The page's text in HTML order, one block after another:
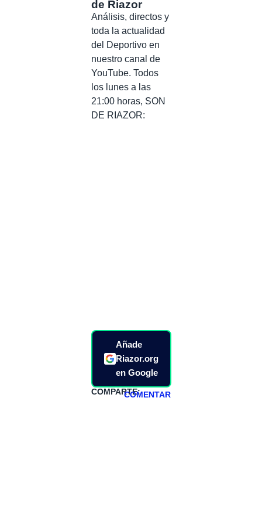
de Riazor
Análisis, directos y
toda la actualidad
del Deportivo en
nuestro canal de
YouTube. Todos
los lunes a las
21:00 horas, SON
DE RIAZOR:
Añade
Riazor.org
en Google
COMPARTE:COMENTAR